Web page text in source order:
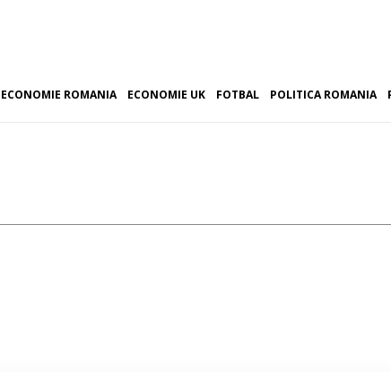
ECONOMIE ROMANIA ECONOMIE UK FOTBAL POLITICA ROMANIA